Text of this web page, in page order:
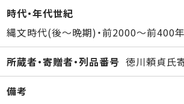
時代・年代世紀
縄文時代(後～晩期)・前2000～前400年
所蔵者・寄贈者・列品番号 徳川頼貞氏
備考